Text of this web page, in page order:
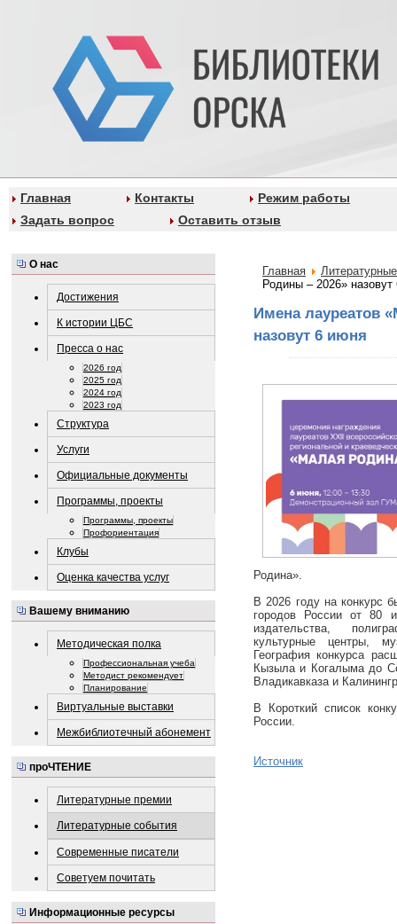
Главная Контакты
Режим работы
Задать вопрос
Оставить отзыв
О нас
Достижения
К истории ЦБС
Пресса о нас
2026 год
2025 год
2024 год
2023 год
Структура
Услуги
Официальные документы
Программы, проекты
Программы, проекты
Профориентация
Клубы
Оценка качества услуг
Вашему вниманию
Методическая полка
Профессиональная учеба
Методист рекомендует
Планирование
Виртуальные выставки
Межбиблиотечный абонемент
проЧТЕНИЕ
Литературные премии
Литературные события
Современные писатели
Советуем почитать
Информационные ресурсы
Главная
Родины – 2026»
Имена лауреатов
назовут 6 июня
Родина».
В 2026 году на конкурс
городов России от 80
издательства,
культурные центры,
География конкурса
Кызыла и Когалыма до
Владикавказа и
В Короткий список
России.
Источник